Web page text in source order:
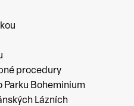
procedury
Parku Boheminium
Lázních